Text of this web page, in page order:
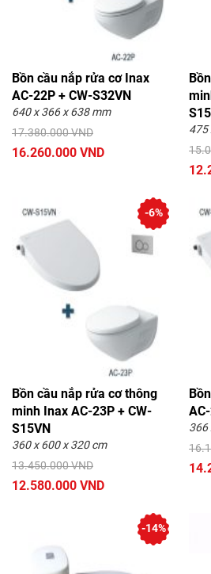
Bồn cầu nắp rửa cơ Inax
AC-22P + CW-S32VN
640 x 366 x 638 mm
17.380.000 VND
16.260.000 VND
475
Bồn cầu nắp rửa cơ thông
minh Inax AC-23P + CW-
S15VN
360 x 600 x 320 cm
13.450.000 VND
12.580.000 VND
-6%
366
-14%